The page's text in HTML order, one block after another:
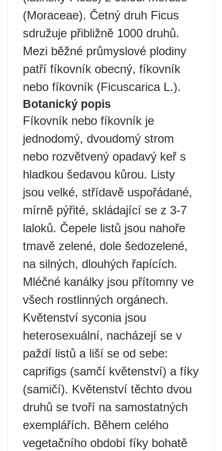
(Moraceae). Četný druh Ficus
sdružuje přibližně 1000 druhů.
Mezi běžné průmyslové plodiny
patří fíkovník obecný, fíkovník
nebo fíkovník (Ficuscarica L.).
Botanický popis
Fíkovník nebo fíkovník je
jednodomý, dvoudomý strom
nebo rozvětvený opadavý keř s
hladkou šedavou kůrou. Listy
jsou velké, střídavě uspořádané,
mírně pýřité, skládající se z 3-7
laloků. Čepele listů jsou nahoře
tmavě zelené, dole šedozelené,
na silných, dlouhých řapících.
Mléčné kanálky jsou přítomny ve
všech rostlinných orgánech.
Květenství syconia jsou
heterosexuální, nacházejí se v
paždí listů a liší se od sebe:
caprifigs (samčí květenství) a fíky
(samičí). Květenství těchto dvou
druhů se tvoří na samostatných
exemplářích. Během celého
vegetačního období fíky bohatě